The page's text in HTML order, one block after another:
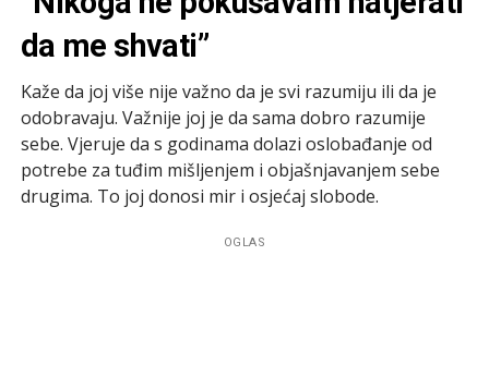
da me shvati”
Kaže da joj više nije važno da je svi razumiju ili da je
odobravaju. Važnije joj je da sama dobro razumije
sebe. Vjeruje da s godinama dolazi oslobađanje od
potrebe za tuđim mišljenjem i objašnjavanjem sebe
drugima. To joj donosi mir i osjećaj slobode.
OGLAS